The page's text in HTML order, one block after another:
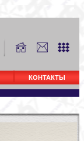
КОНТАКТЫ